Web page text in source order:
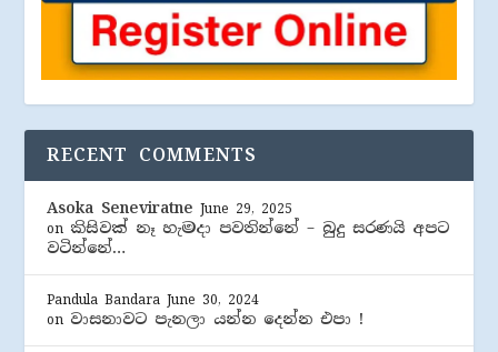
RECENT COMMENTS
Asoka Seneviratne June 29, 2025
on කිසිවක් නෑ හැමදා පවතින්නේ – බුදු සරණයි අපට
වටින්නේ…
Pandula Bandara June 30, 2024
on වාසනාවට පැනලා යන්න දෙන්න එපා !